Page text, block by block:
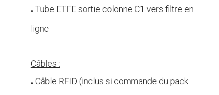
● Tube ETFE sortie colonne C1 vers filtre en
ligne
Câbles :
● Câble RFID (inclus si commande du pack